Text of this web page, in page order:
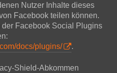
Nutzer Inhalte dieses
Facebook teilen können.
Facebook Social Plugins
docs/plugins/
.
Shield-Abkommen